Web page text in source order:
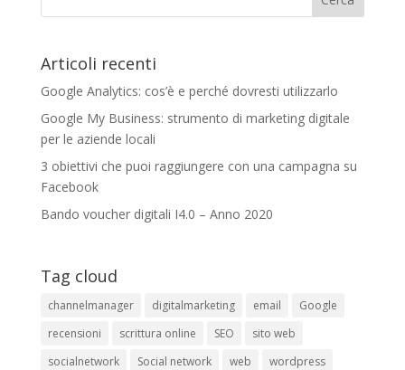
Articoli recenti
Google Analytics: cos’è e perché dovresti utilizzarlo
Google My Business: strumento di marketing digitale
per le aziende locali
3 obiettivi che puoi raggiungere con una campagna su
Facebook
Bando voucher digitali I4.0 – Anno 2020
Tag cloud
channelmanager digitalmarketing email
Google
recensioni
scrittura online SEO
sito web
socialnetwork
Social network web wordpress